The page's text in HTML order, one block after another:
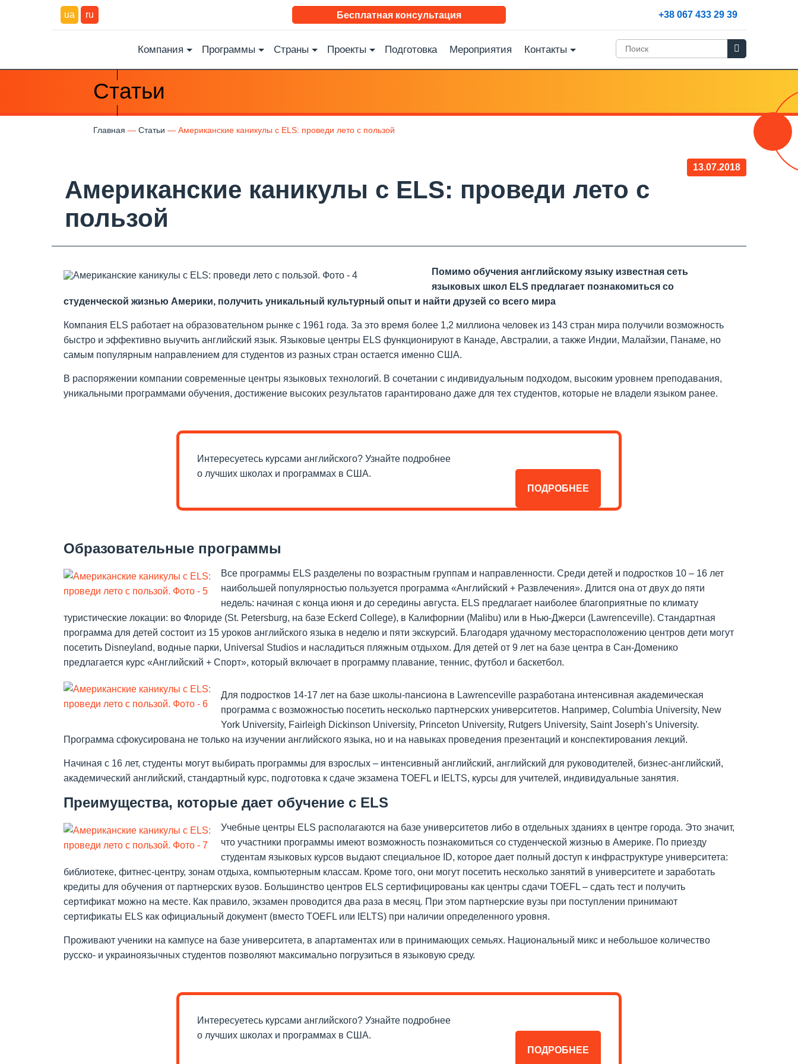
ua ru Бесплатная консультация +38 067 433 29 39
Компания Программы Страны Проекты Подготовка Мероприятия Контакты
Статьи
Главная Статьи Американские каникулы с ELS: проведи лето с пользой
Американские каникулы с ELS: проведи лето с
пользой
13.07.2018
Помимо обучения английскому языку известная сеть
языковых школ ELS предлагает познакомиться со
студенческой жизнью Америки, получить уникальный культурный опыт и найти друзей со всего мира
Компания ELS работает на образовательном рынке с 1961 года. За это время более 1,2 миллиона человек из 143 стран мира получили возможность
быстро и эффективно выучить английский язык. Языковые центры ELS функционируют в Канаде, Австралии, а также Индии, Малайзии, Панаме, но
самым популярным направлением для студентов из разных стран остается именно США.
В распоряжении компании современные центры языковых технологий. В сочетании с индивидуальным подходом, высоким уровнем преподавания,
уникальными программами обучения, достижение высоких результатов гарантировано даже для тех студентов, которые не владели языком ранее.
Интересуетесь курсами английского? Узнайте подробнее
о лучших школах и программах в США.
ПОДРОБНЕЕ
Образовательные программы
Все программы ELS разделены по возрастным группам и направленности. Среди детей и подростков 10 – 16 лет
наибольшей популярностью пользуется программа «Английский + Развлечения». Длится она от двух до пяти
недель: начиная с конца июня и до середины августа. ELS предлагает наиболее благоприятные по климату
туристические локации: во Флориде (St. Petersburg, на базе Eckerd College), в Калифорнии (Malibu) или в Нью‑Джерси (Lawrenceville). Стандартная
программа для детей состоит из 15 уроков английского языка в неделю и пяти экскурсий. Благодаря удачному месторасположению центров дети могут
посетить Disneyland, водные парки, Universal Studios и насладиться пляжным отдыхом. Для детей от 9 лет на базе центра в Сан‑Доменико
предлагается курс «Английский + Спорт», который включает в программу плавание, теннис, футбол и баскетбол.
Для подростков 14-17 лет на базе школы-пансиона в Lawrenceville разработана интенсивная академическая
программа с возможностью посетить несколько партнерских университетов. Например, Columbia University, New
York University, Fairleigh Dickinson University, Princeton University, Rutgers University, Saint Joseph’s University.
Программа сфокусирована не только на изучении английского языка, но и на навыках проведения презентаций и конспектирования лекций.
Начиная с 16 лет, студенты могут выбирать программы для взрослых – интенсивный английский, английский для руководителей, бизнес-английский,
академический английский, стандартный курс, подготовка к сдаче экзамена TOEFL и IELTS, курсы для учителей, индивидуальные занятия.
Преимущества, которые дает обучение с ELS
Учебные центры ELS располагаются на базе университетов либо в отдельных зданиях в центре города. Это значит,
что участники программы имеют возможность познакомиться со студенческой жизнью в Америке. По приезду
студентам языковых курсов выдают специальное ID, которое дает полный доступ к инфраструктуре университета:
библиотеке, фитнес-центру, зонам отдыха, компьютерным классам. Кроме того, они могут посетить несколько занятий в университете и заработать
кредиты для обучения от партнерских вузов. Большинство центров ELS сертифицированы как центры сдачи TOEFL – сдать тест и получить
сертификат можно на месте. Как правило, экзамен проводится два раза в месяц. При этом партнерские вузы при поступлении принимают
сертификаты ELS как официальный документ (вместо TOEFL или IELTS) при наличии определенного уровня.
Проживают ученики на кампусе на базе университета, в апартаментах или в принимающих семьях. Национальный микс и небольшое количество
русско- и украиноязычных студентов позволяют максимально погрузиться в языковую среду.
Интересуетесь курсами английского? Узнайте подробнее
о лучших школах и программах в США.
ПОДРОБНЕЕ